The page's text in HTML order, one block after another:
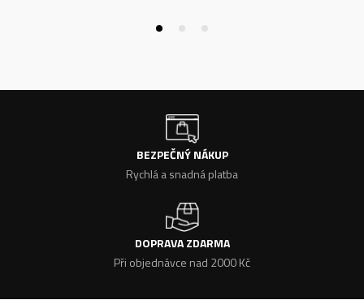
BEZPEČNÝ NÁKUP
Rychlá a snadná platba
DOPRAVA ZDARMA
Při objednávce nad 2000 Kč